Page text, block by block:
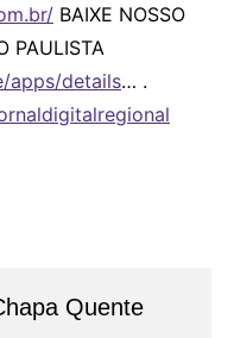
BAIXE NOSSO
PAULISTA
apps/details… .
Quente